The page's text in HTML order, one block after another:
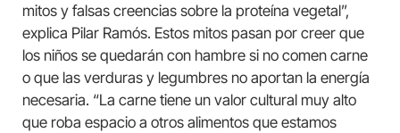
mitos y falsas creencias sobre la proteína vegetal”,
explica Pilar Ramós. Estos mitos pasan por creer que
los niños se quedarán con hambre si no comen carne
o que las verduras y legumbres no aportan la energía
necesaria. “La carne tiene un valor cultural muy alto
que roba espacio a otros alimentos que estamos